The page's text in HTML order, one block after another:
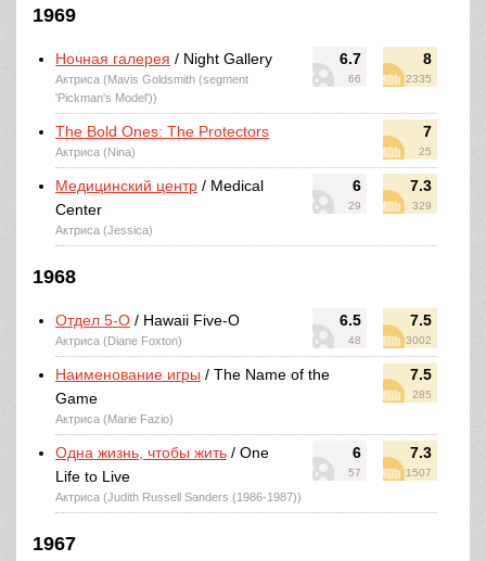
1969
6.7
66
8
2335
Ночная галерея / Night Gallery
Актриса (Mavis Goldsmith (segment
'Pickman's Model'))
7
25
The Bold Ones: The Protectors
Актриса (Nina)
6
29
7.3
329
Медицинский центр / Medical
Center
Актриса (Jessica)
1968
6.5
48
7.5
3002
Отдел 5-O / Hawaii Five-O
Актриса (Diane Foxton)
7.5
285
Наименование игры / The Name of the
Game
Актриса (Marie Fazio)
6
57
7.3
1507
Одна жизнь, чтобы жить / One
Life to Live
Актриса (Judith Russell Sanders (1986-1987))
1967